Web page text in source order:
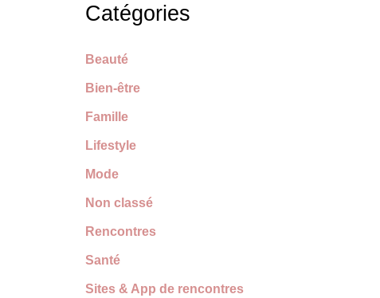
Catégories
Beauté
Bien-être
Famille
Lifestyle
Mode
Non classé
Rencontres
Santé
Sites & App de rencontres